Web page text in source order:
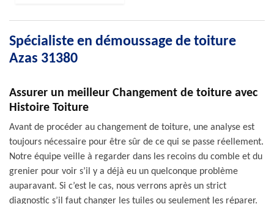
Spécialiste en démoussage de toiture
Azas 31380
Assurer un meilleur Changement de toiture avec
Histoire Toiture
Avant de procéder au changement de toiture, une analyse est
toujours nécessaire pour être sûr de ce qui se passe réellement.
Notre équipe veille à regarder dans les recoins du comble et du
grenier pour voir s’il y a déjà eu un quelconque problème
auparavant. Si c’est le cas, nous verrons après un strict
diagnostic s’il faut changer les tuiles ou seulement les réparer.